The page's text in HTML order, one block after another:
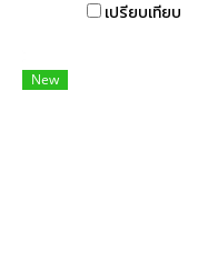
เปรียบเทียบ
New